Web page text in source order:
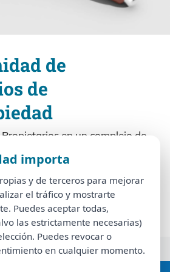
de
de
en un complejo de
Comunidad de Propietarios de
un organismo fundamental en
importa
y de terceros para mejorar
el tráfico y mostrarte
Puedes aceptar todas,
las estrictamente necesarias)
Puedes revocar o
en cualquier momento.
importa
y de terceros para mejorar
el tráfico y mostrarte
Puedes aceptar todas,
las estrictamente necesarias)
Puedes revocar o
en cualquier momento.